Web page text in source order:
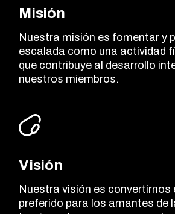
Misión
Nuestra misión es fomentar y
escalada como una actividad
que contribuye al desarrollo
nuestros miembros.
Visión
Nuestra visión es convertirnos
preferido para los amantes de